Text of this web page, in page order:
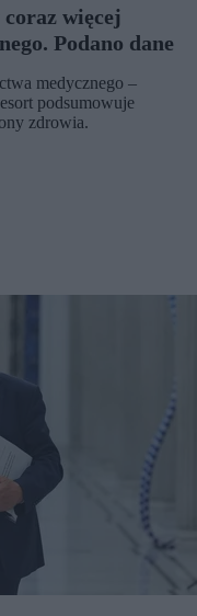
więcej
Podano dane
medycznego –
podsumowuje
zdrowia.